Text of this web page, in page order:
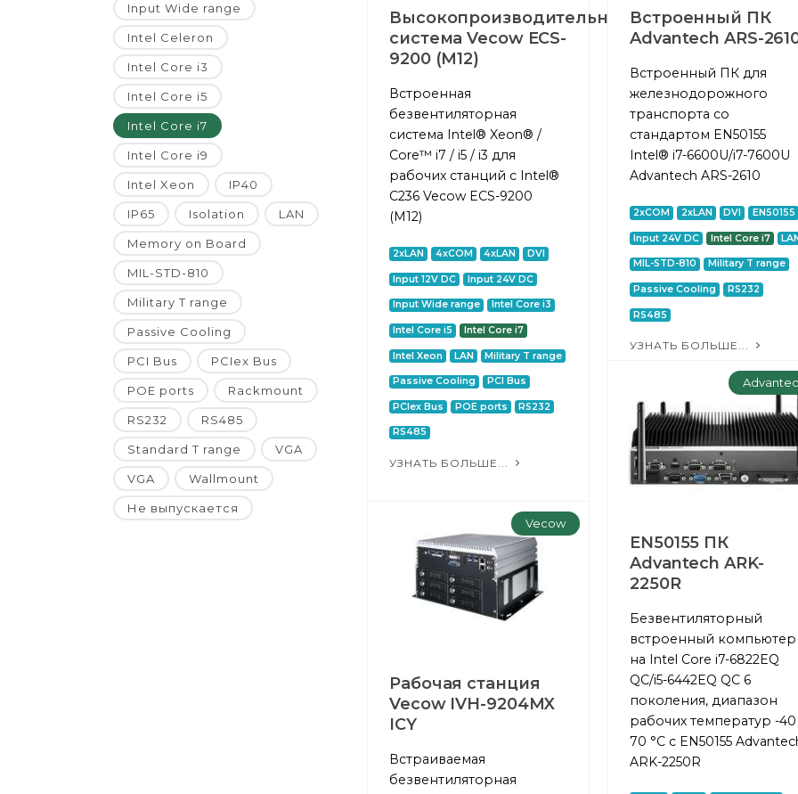
Input Wide range
Intel Celeron
Intel Core i3
Intel Core i5
Intel Core i7
Intel Core i9
Intel Xeon IP40
IP65 Isolation LAN
Memory on Board
MIL-STD-810
Military T range
Passive Cooling
PCI Bus PCIex Bus
POE ports Rackmount
RS232 RS485
Standard T range VGA
VGA Wallmount
Не выпускается
Высокопроизводительная
система Vecow ECS-
9200 (M12)
Встроенная
безвентиляторная
система Intel® Xeon® /
Core™ i7 / i5 / i3 для
рабочих станций с Intel®
C236 Vecow ECS-9200
(M12)
2xLAN 4xCOM 4xLAN DVI
Input 12V DC Input 24V DC
Input Wide range Intel Core i3
Intel Core i5 Intel Core i7
Intel Xeon LAN Military T range
Passive Cooling PCI Bus
PCIex Bus POE ports RS232
RS485
УЗНАТЬ БОЛЬШЕ...
Встроенный ПК
Advantech ARS-
Встроенный ПК для
железнодорожного
транспорта со
стандартом EN50155
Intel® i7-6600U/i7-7600U
Advantech ARS-2610
2xCOM 2xLAN DVI EN50155
Input 24V DC Intel Core i7
MIL-STD-810 Military T range
Passive Cooling RS232
RS485
УЗНАТЬ БОЛЬШЕ...
EN50155 ПК
Advantech ARK-
2250R
Безвентиляторный
встроенный компьютер
на Intel Core i7-6822EQ
QC/i5-6442EQ QC 6
поколения, диапазон
рабочих температур -40
70 °C с EN50155
ARK-2250R
Vecow
Рабочая станция
Vecow IVH-9204MX
ICY
Встраиваемая
безвентиляторная